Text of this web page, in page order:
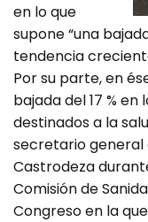
en lo que
supone “una
tendencia
Por su parte, en
bajada del 17 %
destinados a la
secretario general
Castrodeza
Comisión de
Congreso en la